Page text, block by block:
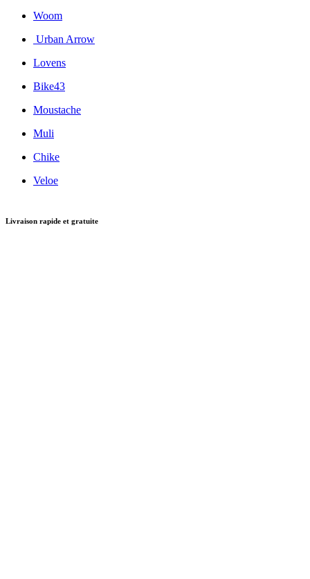
Woom
Urban Arrow
Lovens
Bike43
Moustache
Muli
Chike
Veloe
Livraison rapide et gratuite